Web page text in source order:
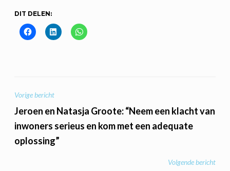
DIT DELEN:
BERICHT
NAVIGATIE
Vorige bericht
Jeroen en Natasja Groote: “Neem een klacht van
inwoners serieus en kom met een adequate
oplossing”
Volgende bericht